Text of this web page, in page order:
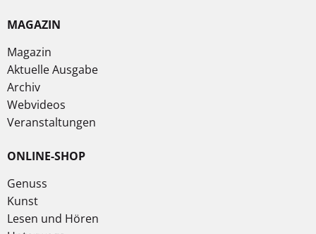
MAGAZIN
Magazin
Aktuelle Ausgabe
Archiv
Webvideos
Veranstaltungen
ONLINE-SHOP
Genuss
Kunst
Lesen und Hören